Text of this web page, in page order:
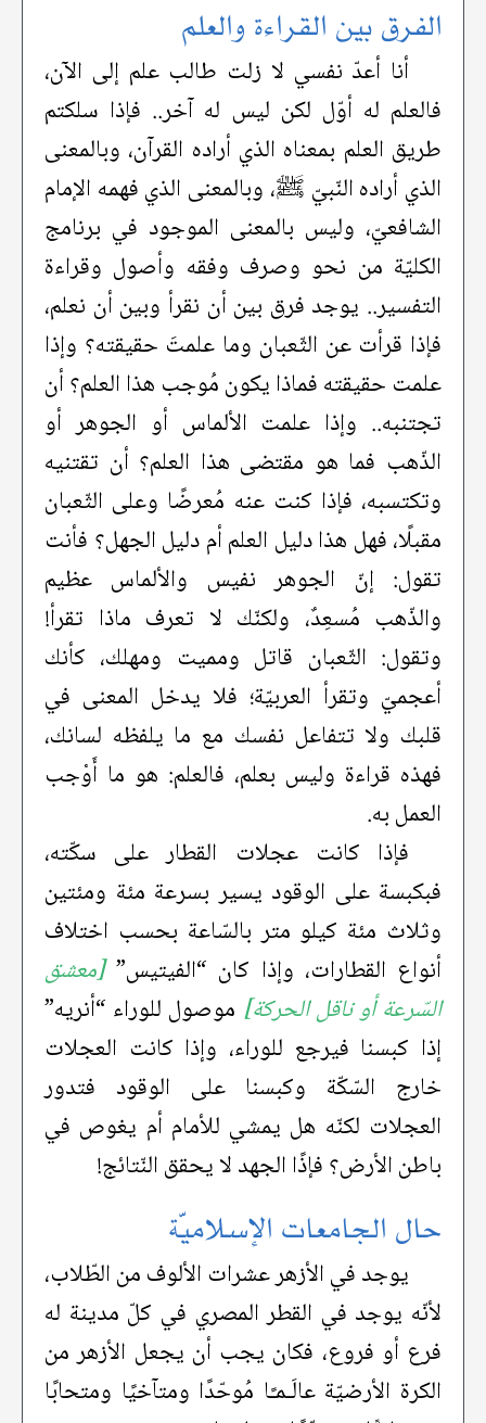
الفرق بين القراءة والعلم
أنا أعدّ نفسي لا زلت طالب علم إلى الآن،
فالعلم له أوّل لكن ليس له آخر.. فإذا سلكتم
طريق العلم بمعناه الذي أراده القرآن، وبالمعنى
الذي أراده النّبيّ ﷺ، وبالمعنى الذي فهمه الإمام
الشافعيّ، وليس بالمعنى الموجود في برنامج
الكليّة من نحو وصرف وفقه وأصول وقراءة
التفسير.. يوجد فرق بين أن نقرأ وبين أن نعلم،
فإذا قرأت عن الثّعبان وما علمتَ حقيقته؟ وإذا
علمت حقيقته فماذا يكون مُوجب هذا العلم؟ أن
تجتنبه.. وإذا علمت الألماس أو الجوهر أو
الذّهب فما هو مقتضى هذا العلم؟ أن تقتنيه
وتكتسبه، فإذا كنت عنه مُعرضًا وعلى الثّعبان
مقبلًا، فهل هذا دليل العلم أم دليل الجهل؟ فأنت
تقول: إنّ الجوهر نفيس والألماس عظيم
والذّهب مُسعِدٌ، ولكنّك لا تعرف ماذا تقرأ!
وتقول: الثّعبان قاتل ومميت ومهلك، كأنك
أعجميّ وتقرأ العربيّة؛ فلا يدخل المعنى في
قلبك ولا تتفاعل نفسك مع ما يلفظه لسانك،
فهذه قراءة وليس بعلم، فالعلم: هو ما أَوْجب
العمل به.
فإذا كانت عجلات القطار على سكّته،
فبكبسة على الوقود يسير بسرعة مئة ومئتين
وثلاث مئة كيلو متر بالسّاعة بحسب اختلاف
أنواع القطارات، وإذا كان “الفيتيس”[معشق
السّرعة أو ناقل الحركة] موصول للوراء “أنريه”
إذا كبسنا فيرجع للوراء، وإذا كانت العجلات
خارج السّكّة وكبسنا على الوقود فتدور
العجلات لكنّه هل يمشي للأمام أم يغوص في
باطن الأرض؟ فإذًا الجهد لا يحقق النّتائج!
حال الجامعات الإسلاميّة
يوجد في الأزهر عشرات الألوف من الطّلاب،
لأنّه يوجد في القطر المصري في كلّ مدينة له
فرع أو فروع، فكان يجب أن يجعل الأزهر من
الكرة الأرضيّة عالَـمـًا مُوحّدًا ومتآخيًا ومتحابًا